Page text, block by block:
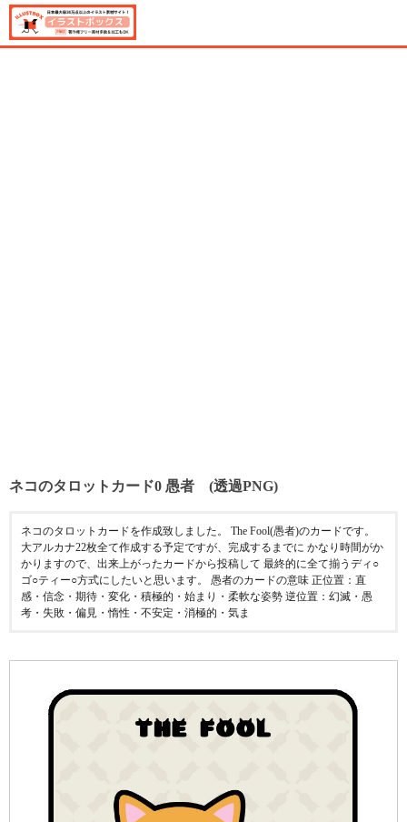
ネコのタロットカード0 愚者 (透過PNG)
ネコのタロットカードを作成致しました。 The Fool(愚者)のカードです。
大アルカナ22枚全て作成する予定ですが、完成するまでに かなり時間がか
かりますので、出来上がったカードから投稿して 最終的に全て揃うディ○
ゴ○ティー○方式にしたいと思います。 愚者のカードの意味 正位置：直
感・信念・期待・変化・積極的・始まり・柔軟な姿勢 逆位置：幻滅・愚
考・失敗・偏見・惰性・不安定・消極的・気ま